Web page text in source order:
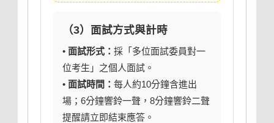
（3）面試方式與計時
• 面試形式： 採「多位面試委員對一
位考生」之個人面試。
• 面試時間： 每人約10分鐘含進出
場；6分鐘響鈴一聲，8分鐘響鈴二聲
提醒請立即結束應答。